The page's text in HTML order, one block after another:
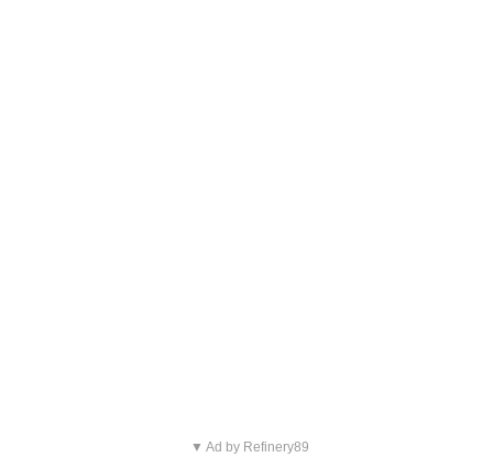
▼ Ad by Refinery89